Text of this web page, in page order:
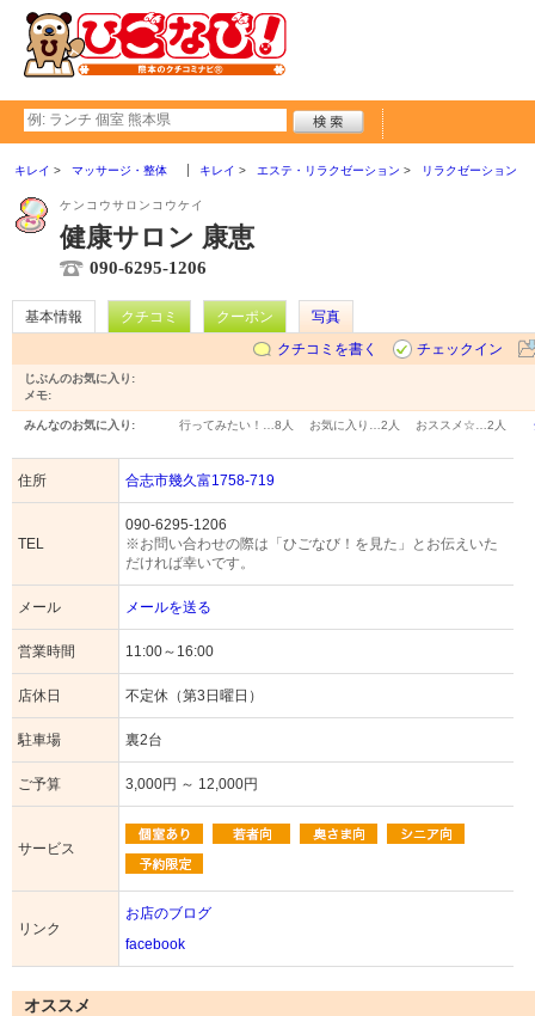
キレイ マッサージ・整体 キレイ エステ・リラクゼーション リラクゼーション
ケンコウサロンコウケイ
健康サロン 康恵
090-6295-1206
基本情報 クチコミ クーポン
写真
クチコミを書く
チェックイン
じぶんのお気に入り:
メモ:
みんなのお気に入り: 行ってみたい！… 8人 お気に入り… 2人 おススメ☆… 2人
住所 合志市幾久富1758-719
TEL
090-6295-1206
※お問い合わせの際は「ひごなび！を見た」とお伝えいた
だければ幸いです。
メール メールを送る
営業時間 11:00～16:00
店休日 不定休（第3日曜日）
駐車場 裏2台
ご予算 3,000円 ～ 12,000円
サービス
リンク
お店のブログ
facebook
オススメ